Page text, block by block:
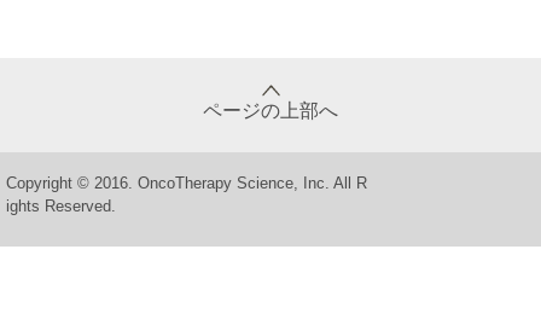
ページの上部へ
Copyright © 2016. OncoTherapy Science, Inc. All R
ights Reserved.